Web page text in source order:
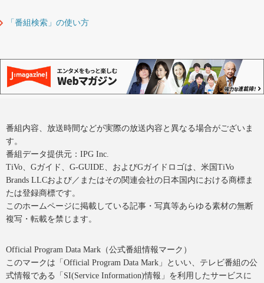
「番組検索」の使い方
番組内容、放送時間などが実際の放送内容と異なる場合がございま
す。
番組データ提供元：IPG Inc.
TiVo、Gガイド、G-GUIDE、およびGガイドロゴは、米国TiVo
Brands LLCおよび／またはその関連会社の日本国内における商標ま
たは登録商標です。
このホームページに掲載している記事・写真等あらゆる素材の無断
複写・転載を禁じます。
Official Program Data Mark（公式番組情報マーク）
このマークは「Official Program Data Mark」といい、テレビ番組の公
式情報である「SI(Service Information)情報」を利用したサービスに